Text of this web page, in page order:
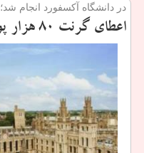
در دانشگاه آكسفورد انجام شد؛
اعطای گرنت ۸۰ هزار پوندی برای تحقیقات